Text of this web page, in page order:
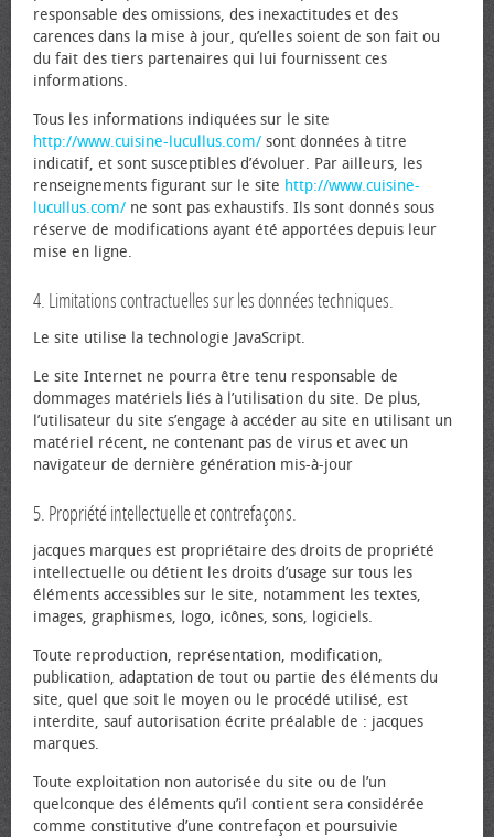
responsable des omissions, des inexactitudes et des
carences dans la mise à jour, qu’elles soient de son fait ou
du fait des tiers partenaires qui lui fournissent ces
informations.
Tous les informations indiquées sur le site
http://www.cuisine-lucullus.com/ sont données à titre
indicatif, et sont susceptibles d’évoluer. Par ailleurs, les
renseignements figurant sur le site http://www.cuisine-
lucullus.com/ ne sont pas exhaustifs. Ils sont donnés sous
réserve de modifications ayant été apportées depuis leur
mise en ligne.
4. Limitations contractuelles sur les données techniques.
Le site utilise la technologie JavaScript.
Le site Internet ne pourra être tenu responsable de
dommages matériels liés à l’utilisation du site. De plus,
l’utilisateur du site s’engage à accéder au site en utilisant un
matériel récent, ne contenant pas de virus et avec un
navigateur de dernière génération mis-à-jour
5. Propriété intellectuelle et contrefaçons.
jacques marques est propriétaire des droits de propriété
intellectuelle ou détient les droits d’usage sur tous les
éléments accessibles sur le site, notamment les textes,
images, graphismes, logo, icônes, sons, logiciels.
Toute reproduction, représentation, modification,
publication, adaptation de tout ou partie des éléments du
site, quel que soit le moyen ou le procédé utilisé, est
interdite, sauf autorisation écrite préalable de : jacques
marques.
Toute exploitation non autorisée du site ou de l’un
quelconque des éléments qu’il contient sera considérée
comme constitutive d’une contrefaçon et poursuivie